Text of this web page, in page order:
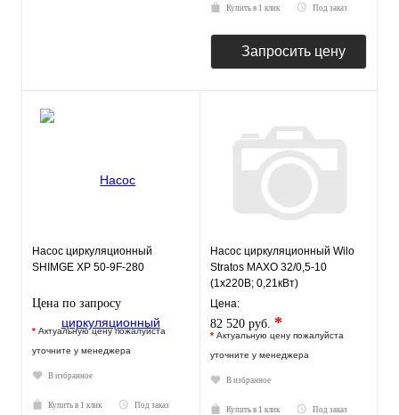
Купить в 1 клик Под заказ
Запросить цену
Насос циркуляционный
SHIMGE XP 50-9F-280
Цена по запросу
* Актуальную цену пожалуйста
уточните у менеджера
В избранное
Купить в 1 клик Под заказ
Насос циркуляционный Wilo
Stratos MAXO 32/0,5-10
(1х220В; 0,21кВт)
Цена:
82 520 руб. *
* Актуальную цену пожалуйста
уточните у менеджера
В избранное
Купить в 1 клик Под заказ